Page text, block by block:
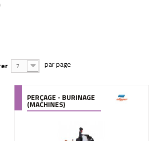
7
PERÇAGE - BURINAGE
(MACHINES)